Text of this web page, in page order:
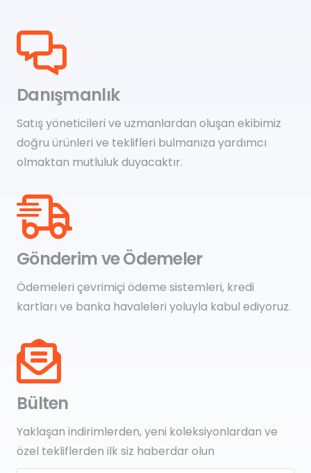
Danışmanlık
Satış yöneticileri ve uzmanlardan oluşan ekibimiz
doğru ürünleri ve teklifleri bulmanıza yardımcı
olmaktan mutluluk duyacaktır.
Gönderim ve Ödemeler
Ödemeleri çevrimiçi ödeme sistemleri, kredi
kartları ve banka havaleleri yoluyla kabul ediyoruz.
Bülten
Yaklaşan indirimlerden, yeni koleksiyonlardan ve
özel tekliflerden ilk siz haberdar olun